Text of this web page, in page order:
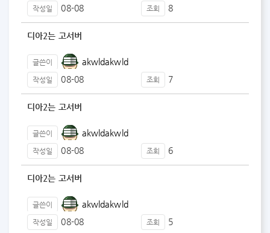
작성일 08-08 조회 8
디아2는 고서버
글쓴이 akwldakwld
작성일 08-08 조회 7
디아2는 고서버
글쓴이 akwldakwld
작성일 08-08 조회 6
디아2는 고서버
글쓴이 akwldakwld
작성일 08-08 조회 5